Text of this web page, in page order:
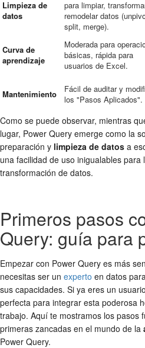
Limpieza de
datos
para limpiar,
remodelar datos
split, merge).
Curva de
aprendizaje
Moderada para
básicas, rápida para
usuarios de Excel.
Mantenimiento
Fácil de auditar y
los "Pasos Aplicados".
Como se puede observar, mientras
lugar, Power Query emerge como la
preparación y limpieza de datos a
una facilidad de uso inigualables
transformación de datos.
Primeros pasos
Query: guía para
Empezar con Power Query es más
necesitas ser un experto en datos
sus capacidades. Si ya eres un
perfecta para integrar esta poderosa
trabajo. Aquí te mostramos los pasos
primeras zancadas en el mundo de la
Power Query.